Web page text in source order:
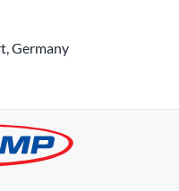
Germany